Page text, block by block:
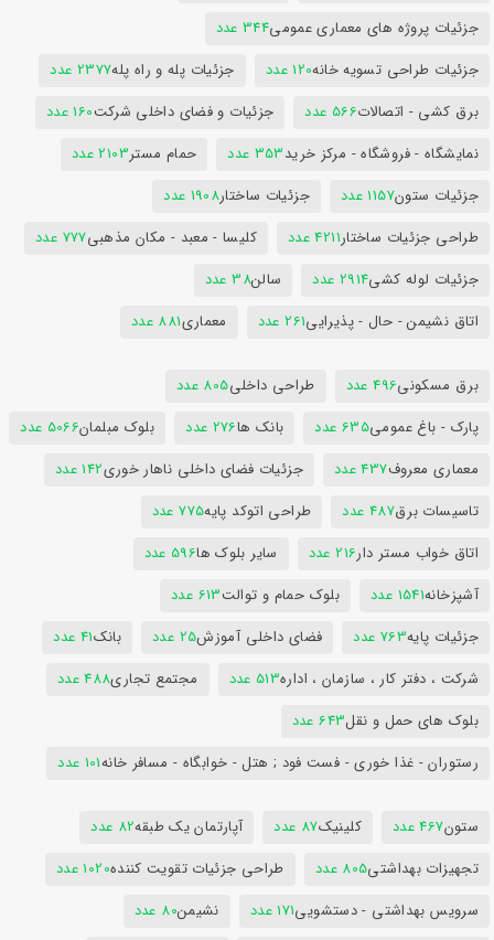
جزئیات پروژه های معماری عمومی344 عدد
جزئیات طراحی تسویه خانه120 عدد جزئیات پله و راه پله2377 عدد
برق کشی - اتصالات566 عدد جزئیات و فضای داخلی شرکت160 عدد
نمایشگاه - فروشگاه - مرکز خرید353 عدد حمام مستر2103 عدد
جزئیات ستون1157 عدد جزئیات ساختار1908 عدد
طراحی جزئیات ساختار4211 عدد کلیسا - معبد - مکان مذهبی777 عدد
جزئیات لوله کشی2914 عدد سالن38 عدد
اتاق نشیمن - حال - پذیرایی261 عدد معماری881 عدد
برق مسکونی496 عدد طراحی داخلی805 عدد
پارک - باغ عمومی635 عدد بانک ها276 عدد بلوک مبلمان5066 عدد
معماری معروف437 عدد جزئیات فضای داخلی ناهار خوری142 عدد
تاسیسات برق487 عدد طراحی اتوکد پایه775 عدد
اتاق خواب مستر دار216 عدد سایر بلوک ها596 عدد
آشپزخانه1541 عدد بلوک حمام و توالت613 عدد
جزئیات پایه763 عدد فضای داخلی آموزش25 عدد بانک41 عدد
شرکت ، دفتر کار ، سازمان ، اداره513 عدد مجتمع تجاری488 عدد
بلوک های حمل و نقل643 عدد
رستوران - غذا خوری - فست فود ; هتل - خوابگاه - مسافر خانه101 عدد
ستون467 عدد کلینیک87 عدد آپارتمان یک طبقه82 عدد
تجهیزات بهداشتی805 عدد طراحی جزئیات تقویت کننده1020 عدد
سرویس بهداشتی - دستشویی171 عدد نشیمن80 عدد